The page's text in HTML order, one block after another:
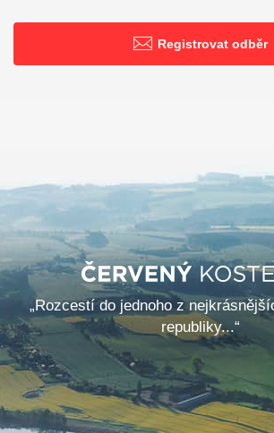
Registrovat odběr
„Rozcestí do jednoho z
republiky...“